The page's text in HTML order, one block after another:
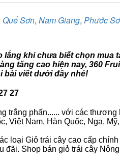
Quế Sơn, Nam Giang, Phước
khi chưa biết chọn mua
tăng cao hiện nay, 360
bài viết dưới đây nhé!
27
trắng phấn...... với các thương
Việt Nam, Hàn Quốc, Nga,
loại Giỏ trái cây cao cấp
đãi. Shop bán giỏ trái cây